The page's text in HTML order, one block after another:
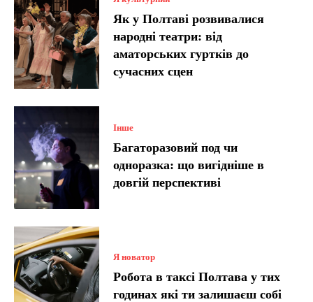
Як у Полтаві розвивалися
народні театри: від
аматорських гуртків до
сучасних сцен
Інше
Багаторазовий под чи
одноразка: що вигідніше в
довгій перспективі
Я новатор
Робота в таксі Полтава у тих
годинах які ти залишаєш собі